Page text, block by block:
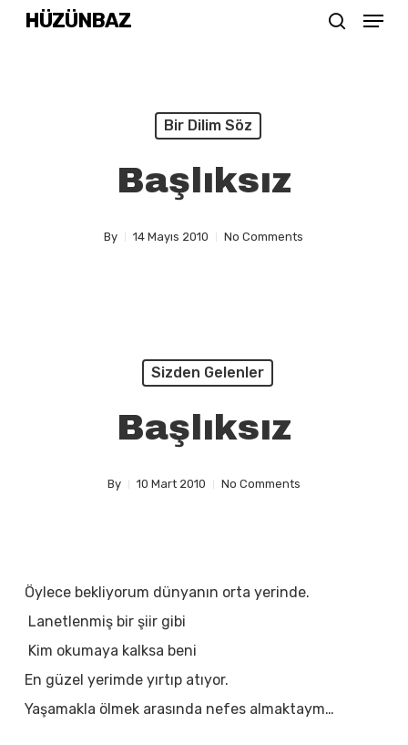
SkipHÜZÜNBAZ Menu
Bir Dilim Söz
Başlıksız
By 14 Mayıs 2010 No Comments
Sizden Gelenler
Başlıksız
By 10 Mart 2010 No Comments
Öylece bekliyorum dünyanın orta yerinde.
Lanetlenmiş bir şiir gibi
Kim okumaya kalksa beni
En güzel yerimde yırtıp atıyor.
Yaşamakla ölmek arasında nefes almaktaym…